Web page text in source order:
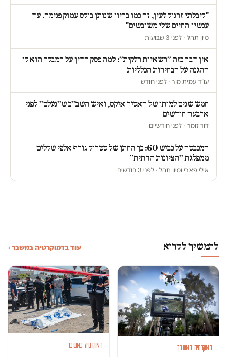
"קיבלתי זרנוק לעין, זה כמו בריון שנותן בוקס עמוק פנימה. עד
עכשיו החיים שלי משובשים"
סיון תהל · לפני 3 שבועות
אין דבר כזה ״חשאיות חלקית״: למה פסק הדין על המבקר הוא קו
ההגנה על הבחירות הכלליות
עו״ד עמית מור · לפני חודש
חמש שנים למותו של האסיר איקס, ואיש השב״כ ש״נעלם״ לפני
ארבעה חודשים
דור זומר · לפני חודשיים
המכבסה על כביש 60: כך החתן של סטרוק גורף אלפי שקלים
ממפלגת ״הציונות הדתית״
אילי פארי וסיון תהל · לפני 3 חודשים
להמשיך לקרוא עוד בדמוקרטיה במשבר ›
דמוקרטיה במשבר דמוקרטיה במשבר